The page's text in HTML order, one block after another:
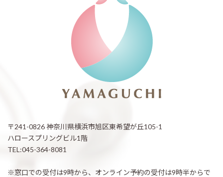
〒241-0826 神奈川県横浜市旭区東希望が丘105-1
ハロースプリングビル1階
TEL:045-364-8081
※窓口での受付は9時から、オンライン予約の受付は9時半からで